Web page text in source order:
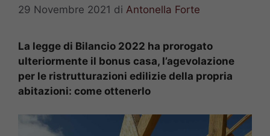
29 Novembre 2021 di Antonella Forte
La legge di Bilancio 2022 ha prorogato
ulteriormente il bonus casa, l’agevolazione
per le ristrutturazioni edilizie della propria
abitazioni: come ottenerlo